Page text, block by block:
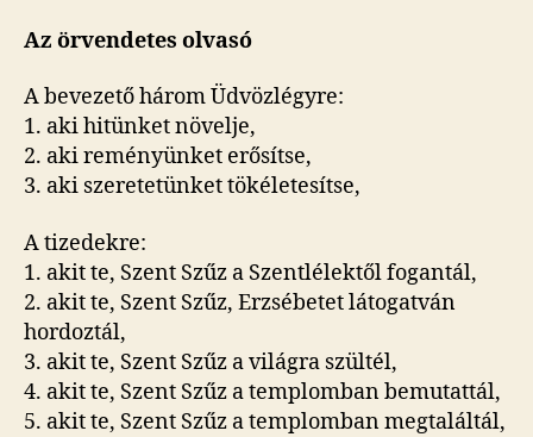
Az örvendetes olvasó
A bevezető három Üdvözlégyre:
1. aki hitünket növelje,
2. aki reményünket erősítse,
3. aki szeretetünket tökéletesítse,
A tizedekre:
1. akit te, Szent Szűz a Szentlélektől fogantál,
2. akit te, Szent Szűz, Erzsébetet látogatván
hordoztál,
3. akit te, Szent Szűz a világra szültél,
4. akit te, Szent Szűz a templomban bemutattál,
5. akit te, Szent Szűz a templomban megtaláltál,